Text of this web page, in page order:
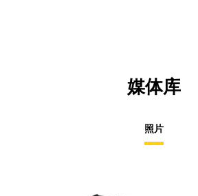
媒体库
照片